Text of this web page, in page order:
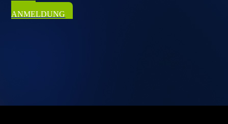
ZUR
ANMELDUNG